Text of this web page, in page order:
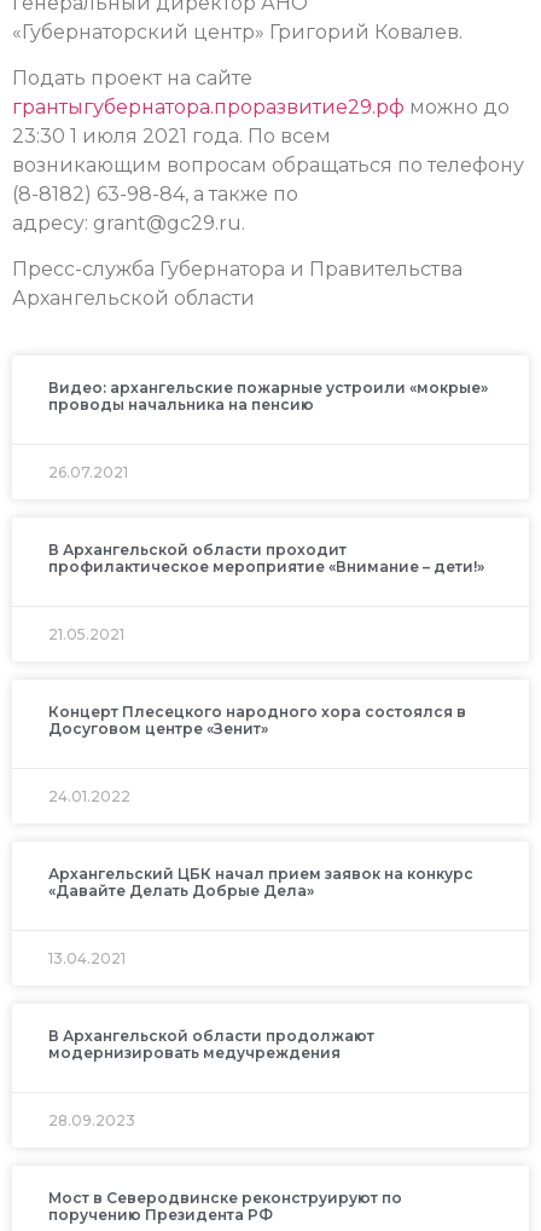
«Губернаторский центр» Григорий Ковалев.
Подать проект на сайте
грантыгубернатора.проразвитие29.рф можно до
23:30 1 июля 2021 года. По всем
возникающим вопросам обращаться по телефону
(8-8182) 63-98-84, а также по
адресу: grant@gc29.ru.
Пресс-служба Губернатора и Правительства
Архангельской области
Видео: архангельские пожарные устроили «мокрые»
проводы начальника на пенсию
26.07.2021
В Архангельской области проходит
профилактическое мероприятие «Внимание – дети!»
21.05.2021
Концерт Плесецкого народного хора состоялся в
Досуговом центре «Зенит»
24.01.2022
Архангельский ЦБК начал прием заявок на конкурс
«Давайте Делать Добрые Дела»
13.04.2021
В Архангельской области продолжают
модернизировать медучреждения
28.09.2023
Мост в Северодвинске реконструируют по
поручению Президента РФ